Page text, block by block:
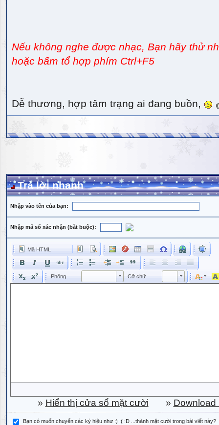
Nếu không nghe được nhạc, Bạn hãy thử
hoặc bấm tổ hợp phím Ctrl+F5
Dễ thương, hợp tâm trạng ai đang buồn,
Trả lời nhanh
Nhập vào tên của bạn:
Nhập mã số xác nhận (bắt buộc):
Mã HTML
Phông Phông Cỡ chữ Kích cỡ phông
» Hiển thị cửa sổ mặt cười » Download
Bạn có muốn chuyển các ký hiệu như :) :( :D ...thành mặt cười trong bài viết này?